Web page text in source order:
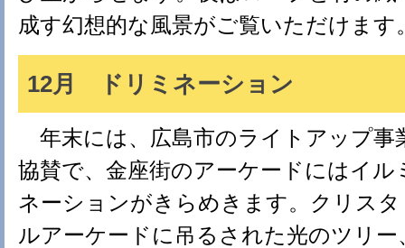
成す幻想的な風景がご覧いただけます
12月 ドリミネーション
年末には、広島市のライトアップ事
協賛で、金座街のアーケードにはイル
ネーションがきらめきます。クリスタ
ルアーケードに吊るされた光のツリー